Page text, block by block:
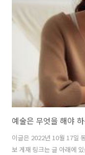
예술은 무엇을 해야
이글은 2022년 10월 17일
보 게재 링크는 글 아래에